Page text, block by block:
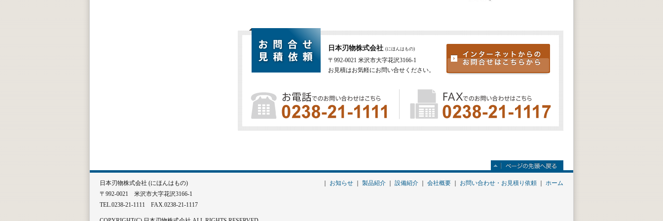
日本刃物株式会社 (にほんはもの)
〒992-0021 米沢市大字花沢3166-1
お見積はお気軽にお問い合せください。
お知らせ 製品紹介 設備紹介 会社概要 お問い合わせ・お見積り依頼 ホーム
日本刃物株式会社 (にほんはもの)
〒992-0021 米沢市大字花沢3166-1
TEL.0238-21-1111 FAX.0238-21-1117